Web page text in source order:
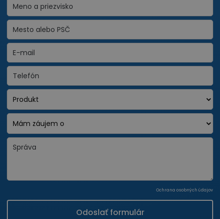
Ochrana osobných údajov
Odoslať formulár